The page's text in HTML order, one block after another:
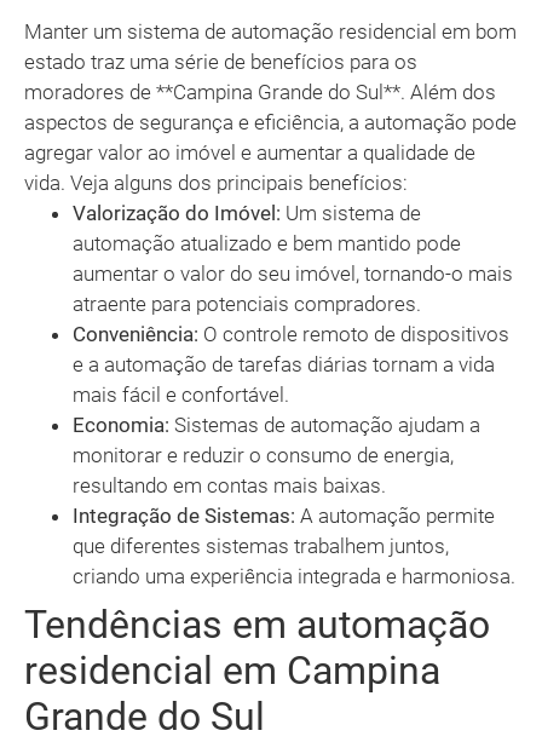
Manter um sistema de automação residencial em bom
estado traz uma série de benefícios para os
moradores de **Campina Grande do Sul**. Além dos
aspectos de segurança e eficiência, a automação pode
agregar valor ao imóvel e aumentar a qualidade de
vida. Veja alguns dos principais benefícios:
Valorização do Imóvel: Um sistema de
automação atualizado e bem mantido pode
aumentar o valor do seu imóvel, tornando-o mais
atraente para potenciais compradores.
Conveniência: O controle remoto de dispositivos
e a automação de tarefas diárias tornam a vida
mais fácil e confortável.
Economia: Sistemas de automação ajudam a
monitorar e reduzir o consumo de energia,
resultando em contas mais baixas.
Integração de Sistemas: A automação permite
que diferentes sistemas trabalhem juntos,
criando uma experiência integrada e harmoniosa.
Tendências em automação
residencial em Campina
Grande do Sul